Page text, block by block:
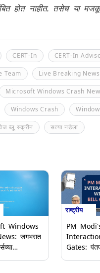
होत नाहीत. तसेच या
CERT-In CERT-In
Team Live Breaking
Microsoft Windows Crash
Windows Crash
ब्लू स्क्रीन सत्या नडेला
Windows
जगभरात
राष्ट्रीय
PM
Gates: